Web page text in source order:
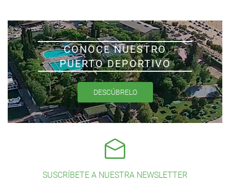
CONOCE NUESTRO
PUERTO DEPORTIVO
DESCÚBRELO
SUSCRÍBETE A NUESTRA NEWSLETTER